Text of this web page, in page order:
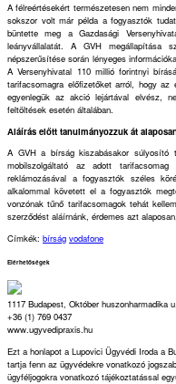
A félreértésekért természetesen nem
sokszor volt már példa a fogyasztók
büntette meg a Gazdasági
leányvállalatát. A GVH megállapítása
népszerűsítése során lényeges
A Versenyhivatal 110 millió forintnyi
tarifacsomagra előfizetőket arról, hogy
egyenlegük az akció lejártával elvész,
feltöltések esetén általában.
Aláírás előtt tanulmányozzuk át
A GVH a bírság kiszabásakor súlyosító
mobilszolgáltató az adott tarifacsomag
reklámozásával a fogyasztók széles
alkalommal követett el a fogyasztók
vonzónak tűnő tarifacsomagok tehát
szerződést aláírnánk, érdemes azt
Címkék: bírság vodafone
Elérhetőségek
1117 Budapest, Október huszonharmadika
+36 (1) 769 0437
www.ugyvedipraxis.hu
Ezt a honlapot a Lupovici Ügyvédi Iroda a
tartja fenn az ügyvédekre vonatkozó
ügyféljogokra vonatkozó tájékoztatással